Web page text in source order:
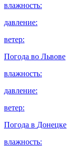
влажность:
давление:
ветер:
Погода во Львове
влажность:
давление:
ветер:
Погода в Донецке
влажность: